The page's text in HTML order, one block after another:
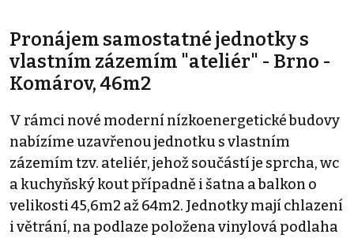
Pronájem samostatné jednotky s
vlastním zázemím "ateliér" - Brno -
Komárov, 46m2
V rámci nové moderní nízkoenergetické budovy
nabízíme uzavřenou jednotku s vlastním
zázemím tzv. ateliér, jehož součástí je sprcha, wc
a kuchyňský kout případně i šatna a balkon o
velikosti 45,6m2 až 64m2. Jednotky mají chlazení
i větrání, na podlaze položena vinylová podlaha